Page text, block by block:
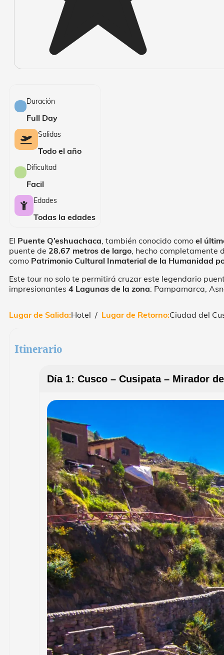
Duración
Full Day
Salidas
Todo el año
Dificultad
Facil
Edades
Todas la edades
El Puente Q’eshuachaca, también conocido como el
puente de 28.67 metros de largo, hecho completamente
como Patrimonio Cultural Inmaterial de la Humanidad
Este tour no solo te permitirá cruzar este legendario
impresionantes 4 Lagunas de la zona: Pampamarca,
Lugar de Salida:Hotel / Lugar de Retorno:Ciudad del
Itinerario
Día 1: Cusco – Cusipata – Mirador